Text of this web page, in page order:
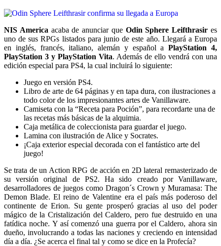
NIS America acaba de anunciar que Odin Sphere Leifthrasir es
uno de sus RPGs listados para junio de este año. Llegará a Europa
en inglés, francés, italiano, alemán y español aPlayStation 4,
PlayStation 3 y PlayStation Vita. Además de ello vendrá con una
edición especial para PS4, la cual incluirá lo siguiente:
Juego en versión PS4.
Libro de arte de 64 páginas y en tapa dura, con ilustraciones a
todo color de los impresionantes artes de Vanillaware.
Camiseta con la “Receta para Poción”, para recordarte una de
las recetas más básicas de la alquimia.
Caja metálica de coleccionista para guardar el juego.
Lamina con ilustración de Alice y Socrates.
¡Caja exterior especial decorada con el fantástico arte del
juego!
Se trata de un Action RPG de acción en 2D lateral remasterizado de
su versión original de PS2. Ha sido creado por Vanillaware,
desarrolladores de juegos como Dragon´s Crown y Muramasa: The
Demon Blade. El reino de Valentine era el país más poderoso del
continente de Erion. Su gente prosperó gracias al uso del poder
mágico de la Cristalización del Caldero, pero fue destruido en una
fatídica noche. Y así comenzó una guerra por el Caldero, ahora sin
dueño, involucrando a todas las naciones y creciendo en intensidad
día a día. ¿Se acerca el final tal y como se dice en la Profecía?